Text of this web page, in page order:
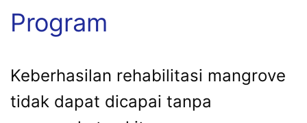
Program
Keberhasilan rehabilitasi mangrove
tidak dapat dicapai tanpa